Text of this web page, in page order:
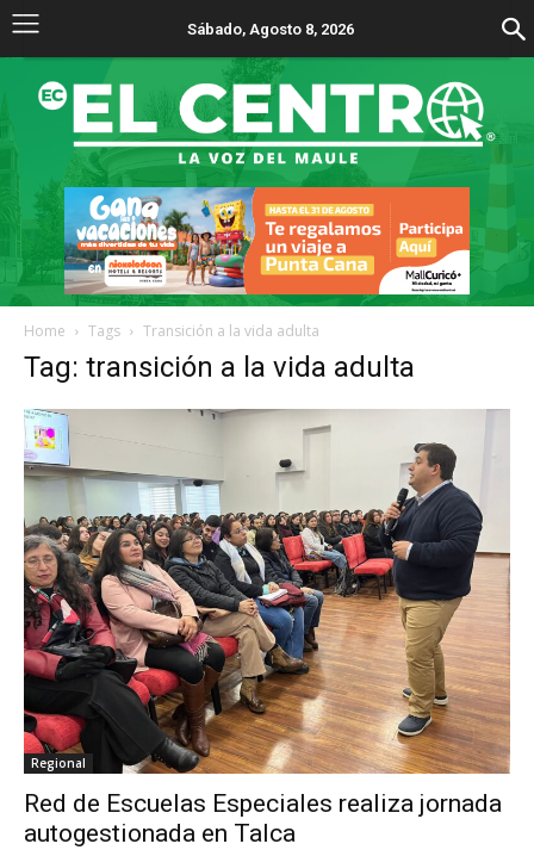
Sábado, Agosto 8, 2026
Home Tags Transición a la vida adulta
Tag: transición a la vida adulta
Regional
Red de Escuelas Especiales realiza jornada
autogestionada en Talca